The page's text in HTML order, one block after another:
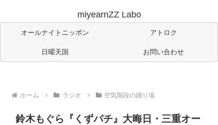
miyearnZZ Labo
オールナイトニッポン アトロク
日曜天国 お問い合わせ
ホーム ラジオ 空気階段の踊り場
鈴木もぐら『くずパチ』大晦日・三重オー